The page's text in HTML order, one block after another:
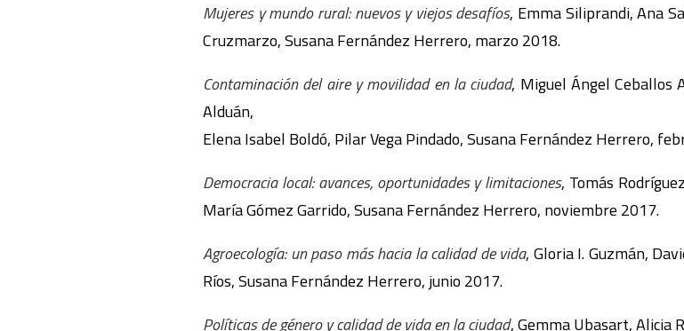
Mujeres y mundo rural: nuevos y viejos desafíos, Emma Siliprandi, Ana
Cruzmarzo, Susana Fernández Herrero, marzo 2018.
Contaminación del aire y movilidad en la ciudad, Miguel Ángel Ceballos
Alduán,
Elena Isabel Boldó, Pilar Vega Pindado, Susana Fernández Herrero,
Democracia local: avances, oportunidades y limitaciones, Tomás
María Gómez Garrido, Susana Fernández Herrero, noviembre 2017.
Agroecología: un paso más hacia la calidad de vida, Gloria I. Guzmán,
Ríos, Susana Fernández Herrero, junio 2017.
Políticas de género y calidad de vida en la ciudad, Gemma Ubasart, Alicia